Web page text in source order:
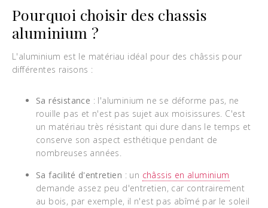
Pourquoi choisir des chassis
aluminium ?
L'aluminium est le matériau idéal pour des châssis pour
différentes raisons :
Sa résistance : l'aluminium ne se déforme pas, ne
rouille pas et n'est pas sujet aux moisissures. C'est
un matériau très résistant qui dure dans le temps et
conserve son aspect esthétique pendant de
nombreuses années.
Sa facilité d'entretien : un châssis en aluminium
demande assez peu d'entretien, car contrairement
au bois, par exemple, il n'est pas abîmé par le soleil